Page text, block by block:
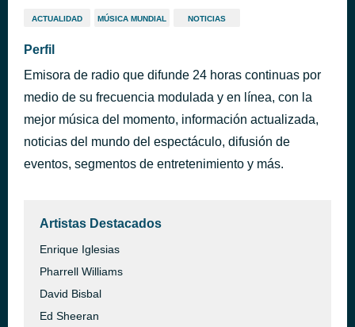
ACTUALIDAD MÚSICA MUNDIAL NOTICIAS
Perfil
Emisora de radio que difunde 24 horas continuas por
medio de su frecuencia modulada y en línea, con la
mejor música del momento, información actualizada,
noticias del mundo del espectáculo, difusión de
eventos, segmentos de entretenimiento y más.
Artistas Destacados
Enrique Iglesias
Pharrell Williams
David Bisbal
Ed Sheeran